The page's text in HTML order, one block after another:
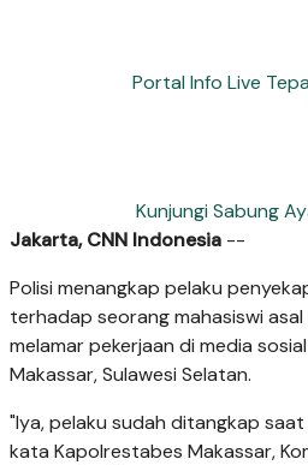
Portal Info Live
Kunjungi Sabung
Jakarta, CNN Indonesia --
Polisi menangkap pelaku
terhadap seorang mahasiswi
melamar pekerjaan di media
Makassar, Sulawesi Selatan.
"Iya, pelaku sudah ditangkap
kata Kapolrestabes Makassar,